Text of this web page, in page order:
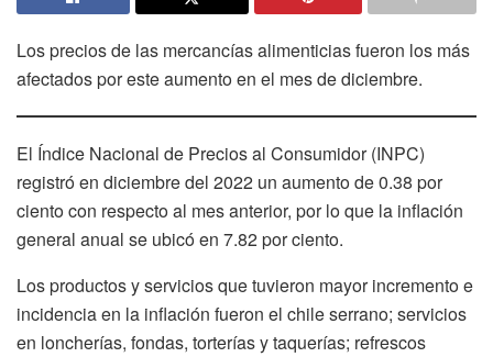
Los precios de las mercancías alimenticias fueron los más
afectados por este aumento en el mes de diciembre.
El Índice Nacional de Precios al Consumidor (INPC)
registró en diciembre del 2022 un aumento de 0.38 por
ciento con respecto al mes anterior, por lo que la inflación
general anual se ubicó en 7.82 por ciento.
Los productos y servicios que tuvieron mayor incremento e
incidencia en la inflación fueron el chile serrano; servicios
en loncherías, fondas, torterías y taquerías; refrescos